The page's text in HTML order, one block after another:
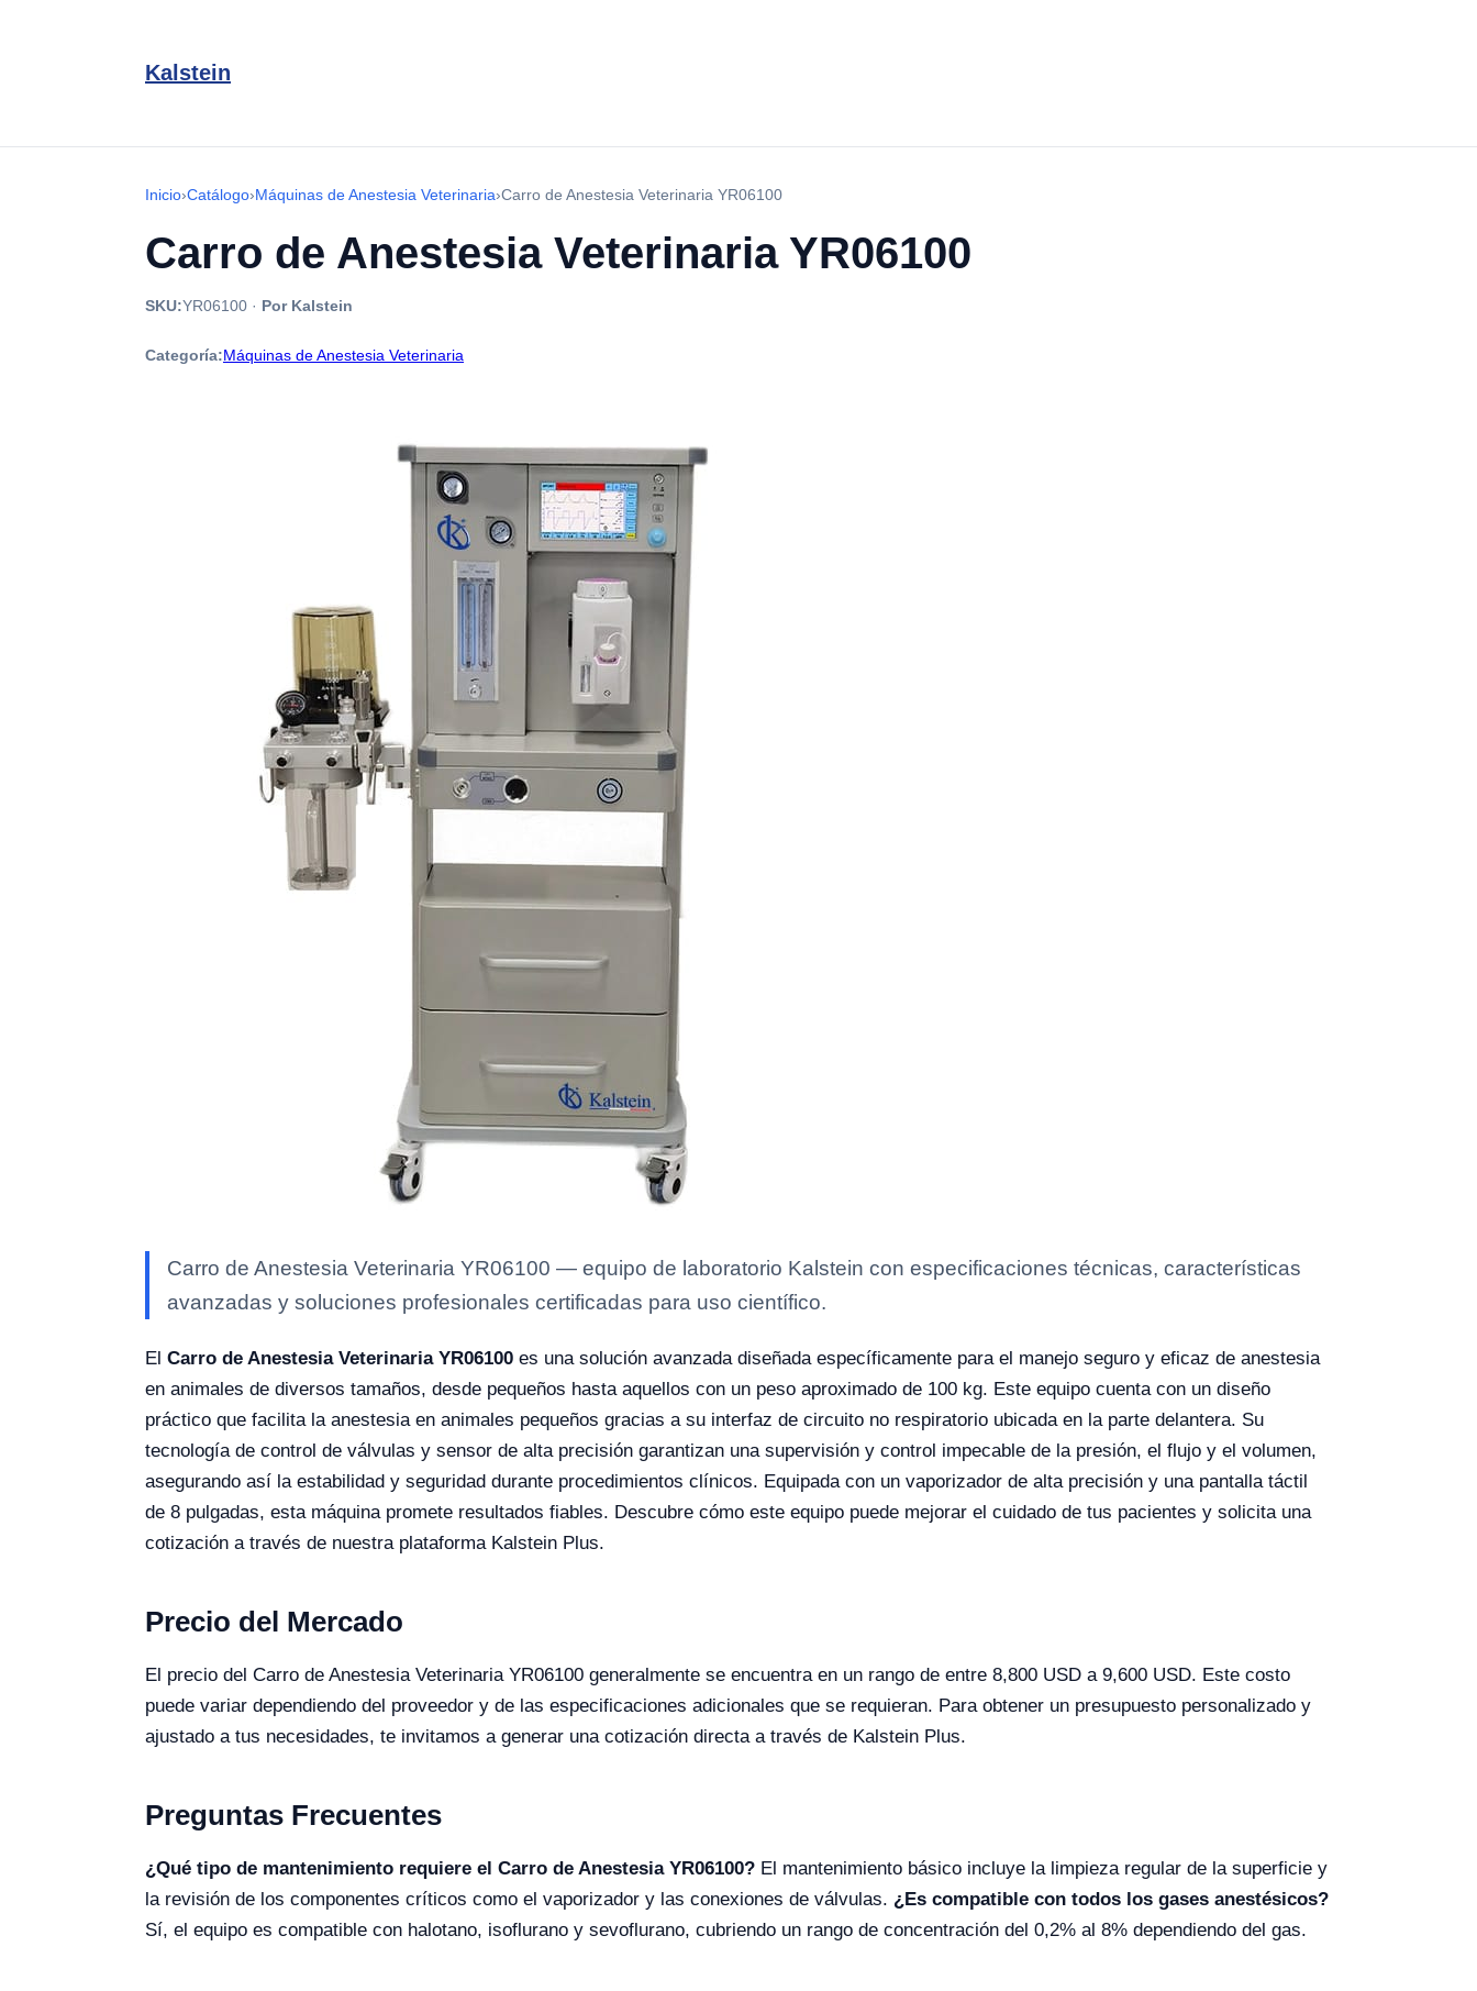
Kalstein
Inicio›Catálogo›Máquinas de Anestesia Veterinaria›Carro de Anestesia Veterinaria YR06100
Carro de Anestesia Veterinaria YR06100
SKU:YR06100 · Por Kalstein
Categoría:Máquinas de Anestesia Veterinaria
Carro de Anestesia Veterinaria YR06100 — equipo de laboratorio Kalstein con especificaciones técnicas, características
avanzadas y soluciones profesionales certificadas para uso científico.
El Carro de Anestesia Veterinaria YR06100 es una solución avanzada diseñada específicamente para el manejo seguro y eficaz de anestesia
en animales de diversos tamaños, desde pequeños hasta aquellos con un peso aproximado de 100 kg. Este equipo cuenta con un diseño
práctico que facilita la anestesia en animales pequeños gracias a su interfaz de circuito no respiratorio ubicada en la parte delantera. Su
tecnología de control de válvulas y sensor de alta precisión garantizan una supervisión y control impecable de la presión, el flujo y el volumen,
asegurando así la estabilidad y seguridad durante procedimientos clínicos. Equipada con un vaporizador de alta precisión y una pantalla táctil
de 8 pulgadas, esta máquina promete resultados fiables. Descubre cómo este equipo puede mejorar el cuidado de tus pacientes y solicita una
cotización a través de nuestra plataforma Kalstein Plus.
Precio del Mercado
El precio del Carro de Anestesia Veterinaria YR06100 generalmente se encuentra en un rango de entre 8,800 USD a 9,600 USD. Este costo
puede variar dependiendo del proveedor y de las especificaciones adicionales que se requieran. Para obtener un presupuesto personalizado y
ajustado a tus necesidades, te invitamos a generar una cotización directa a través de Kalstein Plus.
Preguntas Frecuentes
¿Qué tipo de mantenimiento requiere el Carro de Anestesia YR06100? El mantenimiento básico incluye la limpieza regular de la superficie y
la revisión de los componentes críticos como el vaporizador y las conexiones de válvulas. ¿Es compatible con todos los gases anestésicos?
Sí, el equipo es compatible con halotano, isoflurano y sevoflurano, cubriendo un rango de concentración del 0,2% al 8% dependiendo del gas.